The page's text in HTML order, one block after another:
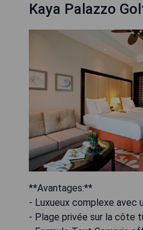
Kaya Palazzo
**Avantages:**
- Luxueux complexe avec
- Plage privée sur la côte